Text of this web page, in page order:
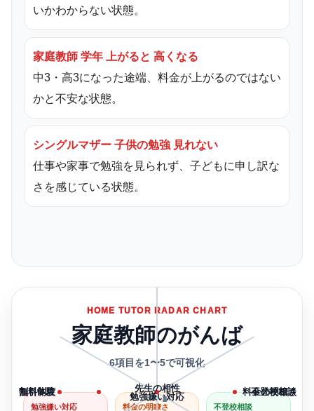
いかわからない状態。
家庭教師 学年 上がると 高くなる
中3・高3になった途端、料金が上がるのではない
かと不安な状態。
シングルマザー 子供の勉強 見れない
仕事や家事で勉強を見られず、子どもに申し訳な
さを感じている状態。
HOME TUTOR RADAR CHART
家庭教師のがんば
6項目を1〜5で可視化
勉強嫌い対応 料金の明瞭さ
不登校相談
先生の相性
割引制度
無料体験
1
2
3
4
5
勉強嫌い対応
料金の明瞭さ 不登校相談